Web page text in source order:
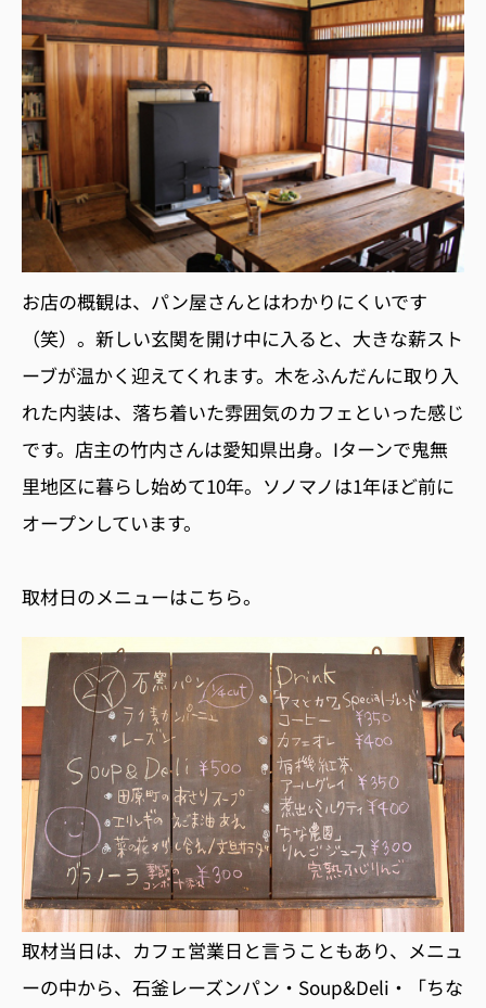
お店の概観は、パン屋さんとはわかりにくいです
（笑）。新しい玄関を開け中に入ると、大きな薪スト
ーブが温かく迎えてくれます。木をふんだんに取り入
れた内装は、落ち着いた雰囲気のカフェといった感じ
です。店主の竹内さんは愛知県出身。Iターンで鬼無
里地区に暮らし始めて10年。ソノマノは1年ほど前に
オープンしています。
取材日のメニューはこちら。
取材当日は、カフェ営業日と言うこともあり、メニュ
ーの中から、石釜レーズンパン・Soup&Deli・「ちな